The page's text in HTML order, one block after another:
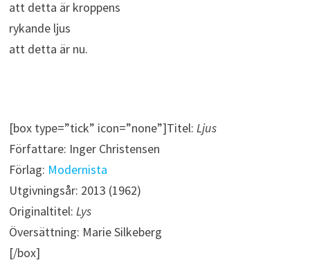
att detta är kroppens
rykande ljus
att detta är nu.
[box type=”tick” icon=”none”]Titel: Ljus
Författare: Inger Christensen
Förlag: Modernista
Utgivningsår: 2013 (1962)
Originaltitel: Lys
Översättning: Marie Silkeberg
[/box]